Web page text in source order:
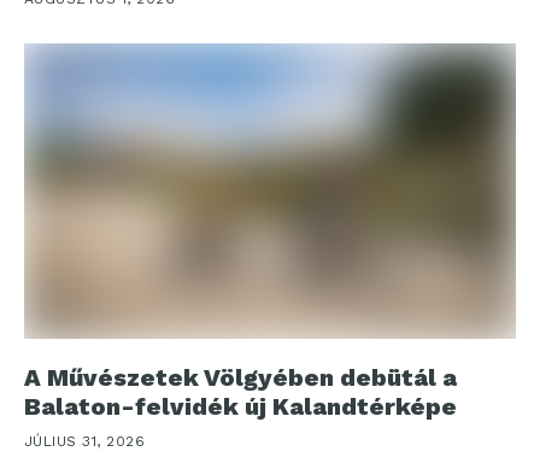
A Művészetek Völgyében debütál a
Balaton-felvidék új Kalandtérképe
JÚLIUS 31, 2026